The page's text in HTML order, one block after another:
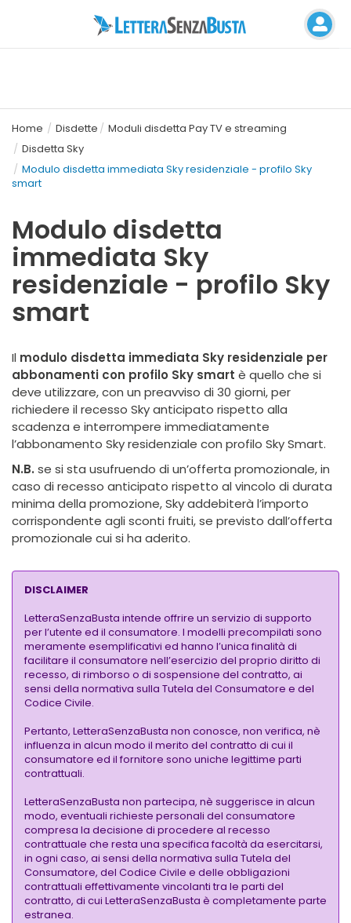
Home Disdette
Moduli disdetta Pay TV e streaming
Disdetta Sky
Modulo disdetta immediata Sky residenziale - profilo Sky
smart
Modulo disdetta
immediata Sky
residenziale - profilo Sky
smart
Il modulo disdetta immediata Sky residenziale per
abbonamenti con profilo Sky smart è quello che si
deve utilizzare, con un preavviso di 30 giorni, per
richiedere il recesso Sky anticipato rispetto alla
scadenza e interrompere immediatamente
l’abbonamento Sky residenziale con profilo Sky Smart.
N.B. se si sta usufruendo di un’offerta promozionale, in
caso di recesso anticipato rispetto al vincolo di durata
minima della promozione, Sky addebiterà l’importo
corrispondente agli sconti fruiti, se previsto dall’offerta
promozionale cui si ha aderito.
DISCLAIMER
LetteraSenzaBusta intende offrire un servizio di supporto
per l’utente ed il consumatore. I modelli precompilati sono
meramente esemplificativi ed hanno l’unica finalità di
facilitare il consumatore nell’esercizio del proprio diritto di
recesso, di rimborso o di sospensione del contratto, ai
sensi della normativa sulla Tutela del Consumatore e del
Codice Civile.
Pertanto, LetteraSenzaBusta non conosce, non verifica, nè
influenza in alcun modo il merito del contratto di cui il
consumatore ed il fornitore sono uniche legittime parti
contrattuali.
LetteraSenzaBusta non partecipa, nè suggerisce in alcun
modo, eventuali richieste personali del consumatore
compresa la decisione di procedere al recesso
contrattuale che resta una specifica facoltà da esercitarsi,
in ogni caso, ai sensi della normativa sulla Tutela del
Consumatore, del Codice Civile e delle obbligazioni
contrattuali effettivamente vincolanti tra le parti del
contratto, di cui LetteraSenzaBusta è completamente parte
estranea.